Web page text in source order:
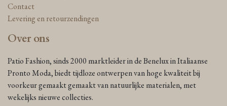
Contact
Levering en retourzendingen
Over ons
Patio Fashion, sinds 2000 marktleider in de Benelux in Italiaanse
Pronto Moda, biedt tijdloze ontwerpen van hoge kwaliteit bij
voorkeur gemaakt gemaakt van natuurlijke materialen, met
wekelijks nieuwe collecties.